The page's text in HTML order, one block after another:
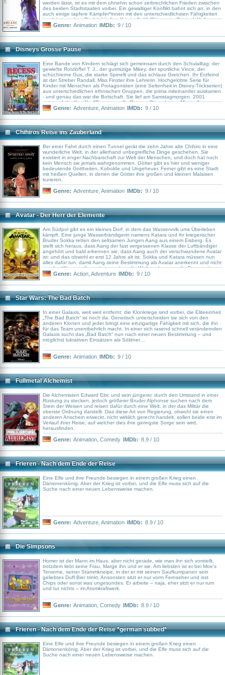
werden lässt, ist es mit dem ohnehin schon zerbrechlichen Frieden zwischen
des beiden Stadtstaaten vorbei. Ein gewaltiger Konflikt bahnt sich an, in den
auch einige tapfere Kämpfer*innen mit den unterschiedlichsten Fähigkeiten
involviert werden. Die hitzköpfige Kriminelle Vi (Stimme im Original: Hailee
Steinfeld) lässt am liebsten ihre magiebetriebenen Metallfäuste sprechen, die
Fernkampf, der kräftige Erfinder Jayce (Kevin Alejandro) schwingt einen
gewaltigen Hammer und der geniale Wissenschaftler Viktor (Harry Lloyd) nutzt
die Technologie, um seinen Feinden zu begegnen. Nur der impulsiven Jinx
(Ella Purnell) ist es im Grunde völlig egal mit welcher Waffe: Hauptsache sie
kann damit Zerstörung anrichten. Basierend auf dem Online-Videospiel
„League Of Legends“.
Genre: Animation IMDb: 9 / 10
Disneys Grosse Pause
Eine Bande von Kindern schlägt sich gemeinsam durch den Schulalltag: der
gewiefte Rotzlöffel T. J., der gutmütige Mikey, der sportliche Vince, der
schüchterne Gus, die starke Spinelli und das schlaue Gretchen. Ihr Erzfeind
ist der Streber Randall, Miss Finster ihre Lehrerin. Hochgelobte Serie für
Kinder mit Menschen als Protagonisten (eine Seltenheit in Disney-Trickserien)
aus unterschiedlichen ethnischen Gruppen, die prima miteinander auskamen
- und genau das war die Botschaft. Sie lief am Samstagmorgen. 2001
entstand der Kinofilm "Disneys große Pause - Die geheime Mission".
Genre: Adventure Animation IMDb: 9 / 10
Chihiros Reise ins Zauberland
Bei einer Fahrt durch einen Tunnel gerät die zehn Jahre alte Chihiro in eine
wunderliche Welt, in der allerhand unbegreifliche Dinge geschehen. Sie
existiert in enger Nachbarschaft zur Welt der Menschen, und doch hat noch
kein Mensch sie jemals wahrgenommen. Götter gibt es hier und weniger
bedeutende Gottheiten, Kobolde und Ungeheuer. Ferner gibt es eine Stadt
mit heißen Quellen, in denen die Götter ihre großen und kleinen Malaisen
kurieren.
Genre: Adventure Animation IMDb: 9 / 10
Avatar - Der Herr der Elemente
Am Südpol gibt es ein kleines Dorf, in dem das Wasservolk ums Überleben
kämpft. Eine junge Wasserbändigerin namens Katara und ihr kriegerischer
Bruder Sokka retten den seltsamen Jungen Aang aus einem Eisberg. Es
stellt sich heraus, dass Aang der fast vergessenen Klasse der Luftbändiger
angehört und bald erkennen sie, dass Aang auch der verschwundene Avatar
ist: und das obwohl er erst 12 Jahre alt ist. Sokka und Katara müssen nun
alles dafür tun, damit Aang seine Bestimmung als Avatar anerkennt und nicht
nur das Wasservolk errettet, sondern die Welt auch gegen die Feuernation
verteidigt.
Genre: Action Adventure IMDb: 9 / 10
Star Wars: The Bad Batch
In einer Galaxis, weit weit entfernt: die Klonkriege sind vorbei, die Eliteeinheit
„The Bad Batch“ ist noch da. Genetisch unterscheiden sie sich von den
anderen Klonen und jeder bringt eine einzigartige Fähigkeit mit sich, die ihn
für das Team unentbehrlich macht. In einer sich rasend schnell verändernden
Galaxis sucht das „Bad Batch“ nun nach einer neuen Bestimmung – und
möglichst lukrativen Einsätzen als Söldner…
Genre: Animation IMDb: 9 / 10
Fullmetal Alchemist
Die Alchemisten Edward Elric und sein jüngerer, durch den Umstand in einer
Rüstung zu stecken, jedoch größerer Bruder Alphonse suchen nach dem
Stein der Weisen und reisen dafür durch eine Welt, in der das Militär die
oberste Ordnung darstellt. Das diese Art von Regierung, obwohl sie einen
anderen Anschein erweckt, nicht wirklich gerecht handelt, sollen beide erst im
Verlauf ihrer Reise, auf welcher dies ihre geringste Sorge sein wird,
herausfinden.
Genre: Animation Comedy IMDb: 8.9 / 10
Frieren - Nach dem Ende der Reise
Eine Elfe und ihre Freunde besiegen in einem großen Krieg einen
Dämonenkönig. Aber der Krieg ist vorbei, und die Elfe muss sich auf die
Suche nach einer neuen Lebensweise machen.
Genre: Adventure Animation IMDb: 8.9 / 10
Die Simpsons
Homer ist der Mann im Haus, aber nicht gerade, wie man ihn sich vorstellt,
trotzdem liebt seine Frau, Marge ihn und er sie. Am liebsten ist er bei Moe’s
Terverne, seiner Stammkneipe, in der er mit seinen Saufkumpanen sein
geliebtes Duff-Bier trinkt. Ansonsten sitzt er nur vorm Fernseher und isst
Chips oder sonst was ungesundes. Er arbeite – naja, eher sitzt er nur rum
und tut nichts – im Atomkraftwerk.
Genre: Animation Comedy IMDb: 8.9 / 10
Frieren - Nach dem Ende der Reise *german subbed*
Eine Elfe und ihre Freunde besiegen in einem großen Krieg einen
Dämonenkönig. Aber der Krieg ist vorbei, und die Elfe muss sich auf die
Suche nach einer neuen Lebensweise machen.